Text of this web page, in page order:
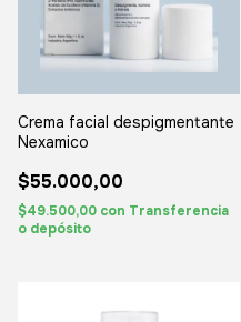
Crema facial despigmentante
Nexamico
$55.000,00
$49.500,00 con Transferencia
o depósito